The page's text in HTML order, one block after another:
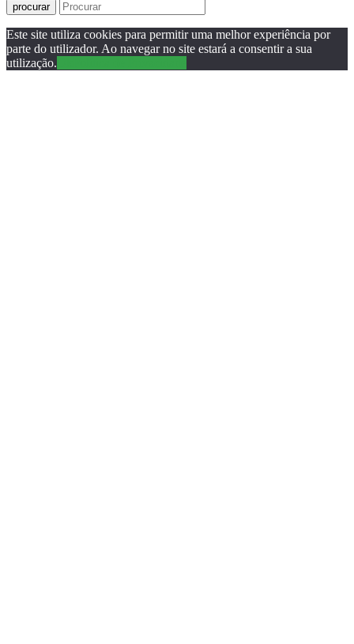
procurar
Este site utiliza cookies para permitir uma melhor experiência por
parte do utilizador. Ao navegar no site estará a consentir a sua
utilização.